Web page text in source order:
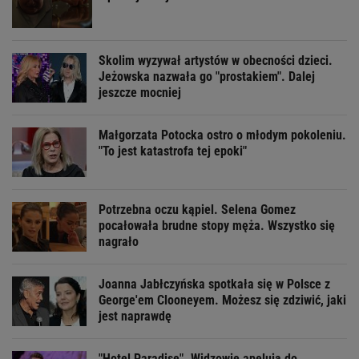
Skolim wyzywał artystów w obecności dzieci.
Jeżowska nazwała go "prostakiem". Dalej
jeszcze mocniej
Małgorzata Potocka ostro o młodym pokoleniu.
"To jest katastrofa tej epoki"
Potrzebna oczu kąpiel. Selena Gomez
pocałowała brudne stopy męża. Wszystko się
nagrało
Joanna Jabłczyńska spotkała się w Polsce z
George'em Clooneyem. Możesz się zdziwić, jaki
jest naprawdę